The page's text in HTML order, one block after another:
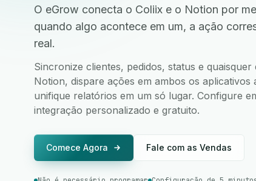
O eGrow conecta o Coliix e o Notion por
quando algo acontece em um, a ação
real.
Sincronize clientes, pedidos, status e
Notion, dispare ações em ambos os
unifique relatórios em um só lugar. Configure
integração personalizado e gratuito.
Comece Agora Fale com as Vendas